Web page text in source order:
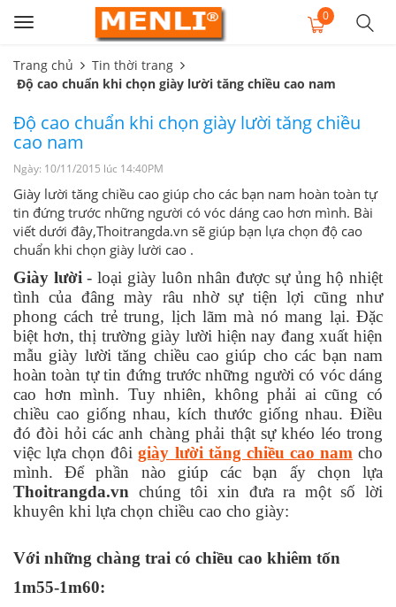
Toggle
0
Trang chủ
Tin thời trang
Độ cao chuẩn khi chọn giày lười tăng chiều cao nam
Độ cao chuẩn khi chọn giày lười tăng chiều
cao nam
Ngày: 10/11/2015 lúc 14:40PM
Giày lười tăng chiều cao giúp cho các bạn nam hoàn toàn tự
tin đứng trước những người có vóc dáng cao hơn mình. Bài
viết dưới đây,Thoitrangda.vn sẽ giúp bạn lựa chọn độ cao
chuẩn khi chọn giày lười cao .
Giày lười - loại giày luôn nhân được sự ủng hộ nhiệt
tình của đâng mày râu nhờ sự tiện lợi cũng như
phong cách trẻ trung, lịch lãm mà nó mang lại. Đặc
biệt hơn, thị trường giày lười hiện nay đang xuất hiện
mẫu giày lười tăng chiều cao giúp cho các bạn nam
hoàn toàn tự tin đứng trước những người có vóc dáng
cao hơn mình. Tuy nhiên, không phải ai cũng có
chiều cao giống nhau, kích thước giống nhau. Điều
đó đòi hỏi các anh chàng phải thật sự khéo léo trong
việc lựa chọn đôi giày lười tăng chiều cao nam cho
Thoitrangda.vn chúng tôi xin đưa ra một số lời
khuyên khi lựa chọn chiều cao cho giày:
Với những chàng trai có chiều cao khiêm tốn
1m55-1m60: